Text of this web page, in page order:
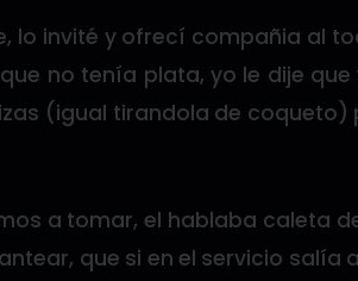
lo invité y ofrecí compañia al
no tenía plata, yo le dije
(igual tirandola de coqueto)
a tomar, el hablaba caleta
que si en el servicio salía